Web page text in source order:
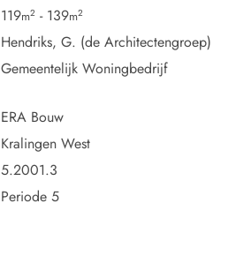
119m2 - 139m2
Hendriks, G. (de Architectengroep)
Gemeentelijk Woningbedrijf
ERA Bouw
Kralingen West
5.2001.3
Periode 5